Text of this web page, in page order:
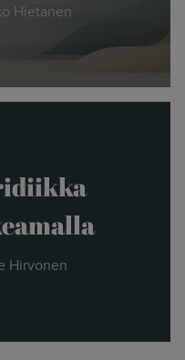
Hietanen
Hirvonen